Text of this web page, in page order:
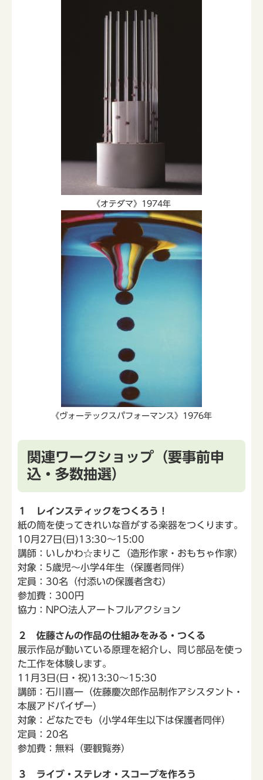
《オテダマ》1974年
《ヴォーテックスパフォーマンス》1976年
関連ワークショップ（要事前申
込・多数抽選）
１ レインスティックをつくろう！
紙の筒を使ってきれいな音がする楽器をつくります。
10月27日(日)13:30～15:00
講師：いしかわ☆まりこ（造形作家・おもちゃ作家）
対象：5歳児～小学4年生（保護者同伴）
定員：30名（付添いの保護者含む）
参加費：300円
協力：NPO法人アートフルアクション
２ 佐藤さんの作品の仕組みをみる・つくる
展示作品が動いている原理を紹介し、同じ部品を使っ
た工作を体験します。
11月3日(日・祝)13:30～15:30
講師：石川喜一（佐藤慶次郎作品制作アシスタント・
本展アドバイザー）
対象：どなたでも（小学4年生以下は保護者同伴）
定員：20名
参加費：無料（要観覧券）
３ ライブ・ステレオ・スコープを作ろう